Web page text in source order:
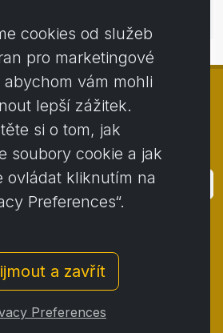
2014 - 2026Activstar
Obchodní podmínky
údajů
/ Reklamační řád
/ Odstoupení od smlouvy
Cookies
cookies od služeb
pro marketingové
vám mohli
lepší zážitek.
si o tom, jak
soubory cookie a jak
ovládat kliknutím na
Preferences“.
a zavřít
Preferences